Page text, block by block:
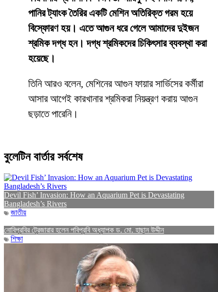
পানির ট্যাংক তৈরির একটি মেশিন অতিরিক্ত গরম হয়ে
বিস্ফোরণ হয়। এতে আগুন ধরে গেলে আমাদের দুইজন
শ্রমিক দগ্ধ হন। দগ্ধ শ্রমিকদের চিকিৎসার ব্যবস্থা করা
হয়েছে।
তিনি আরও বলেন, মেশিনের আগুন ফায়ার সার্ভিসের কর্মীরা
আসার আগেই কারখানার শ্রমিকরা নিয়ন্ত্রণ করায় আগুন
ছড়াতে পারেনি।
বুলেটিন বার্তার সর্বশেষ
Devil Fish’ Invasion: How an Aquarium Pet is Devastating
Bangladesh’s Rivers
জাতীয়
নোবিপ্রবির ট্রেজারার হলেন পবিপ্রবি অধ্যাপক ড. মো. হাছান উদ্দীন
শিক্ষা